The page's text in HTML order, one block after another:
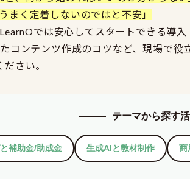
まく定着しないのではと不安」
では安心してスタートできる導入
コンテンツ作成のコツなど、現場で
さい。
テーマから探す
補助金/助成金 生成AIと教材制作 商